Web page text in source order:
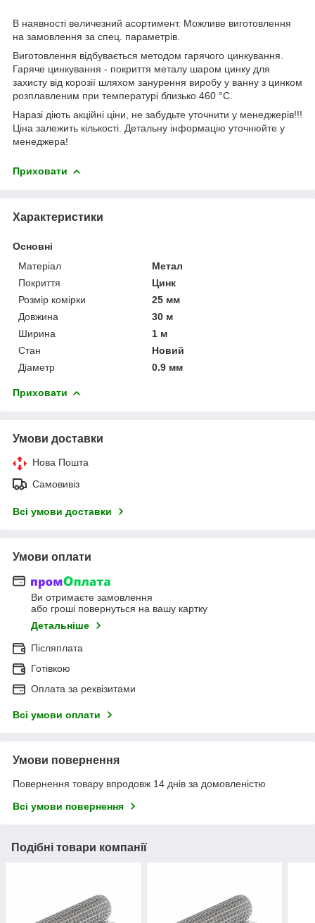
В наявності величезний асортимент. Можливе виготовлення
на замовлення за спец. параметрів.
Виготовлення відбувається методом гарячого цинкування.
Гаряче цинкування - покриття металу шаром цинку для
захисту від корозії шляхом занурення виробу у ванну з цинком
розплавленим при температурі близько 460 °C.
Наразі діють акційні ціни, не забудьте уточнити у менеджерів!!!
Ціна залежить кількості. Детальну інформацію уточнюйте у
менеджера!
Приховати
Характеристики
Основні
Матеріал
Метал
Покриття
Цинк
Розмір комірки
25 мм
Довжина
30 м
Ширина
1 м
Стан
Новий
Діаметр
0.9 мм
Приховати
Умови доставки
Нова Пошта
Самовивіз
Всі умови доставки
Умови оплати
Ви отримаєте замовлення
або гроші повернуться на вашу картку
Детальніше
Післяплата
Готівкою
Оплата за реквізитами
Всі умови оплати
Умови повернення
Повернення товару впродовж 14 днів за домовленістю
Всі умови повернення
Подібні товари компанії